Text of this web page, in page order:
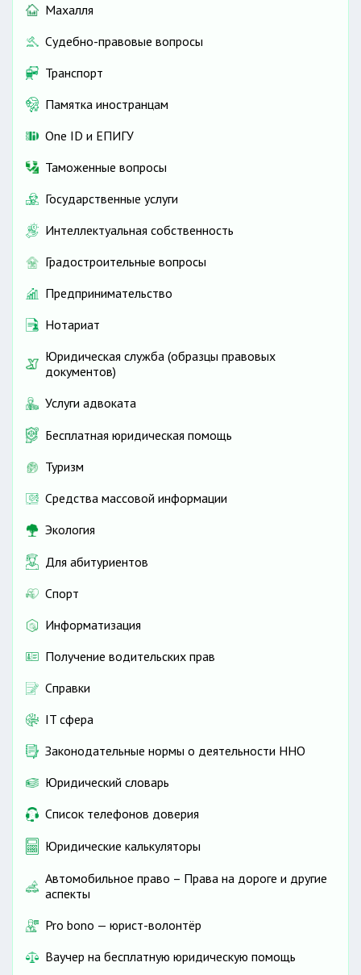
Махалля
Судебно-правовые вопросы
Транспорт
Памятка иностранцам
One ID и ЕПИГУ
Таможенные вопросы
Государственные услуги
Интеллектуальная собственность
Градостроительные вопросы
Предпринимательство
Нотариат
Юридическая служба (образцы правовых
документов)
Услуги адвоката
Бесплатная юридическая помощь
Туризм
Средства массовой информации
Экология
Для абитуриентов
Спорт
Информатизация
Получение водительских прав
Справки
IT сфера
Законодательные нормы о деятельности ННО
Юридический словарь
Список телефонов доверия
Юридические калькуляторы
Автомобильное право – Права на дороге и другие
аспекты
Pro bono — юрист-волонтёр
Ваучер на бесплатную юридическую помощь